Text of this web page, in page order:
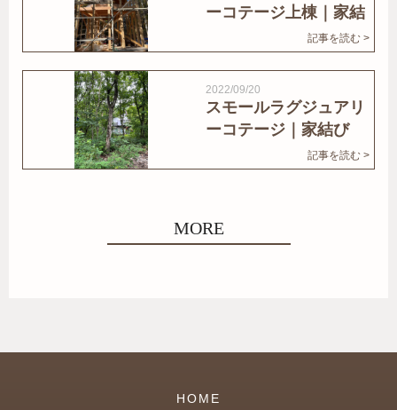
ーコテージ上棟｜家結
記事を読む >
2022/09/20
スモールラグジュアリ
ーコテージ｜家結び
記事を読む >
MORE
HOME